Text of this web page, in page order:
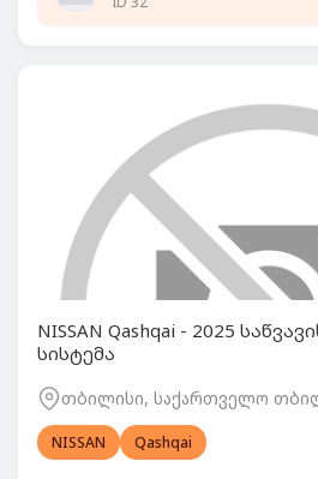
NISSAN Qashqai - 2025
სისტემა
თბილისი, საქართველო
NISSAN Qashqai